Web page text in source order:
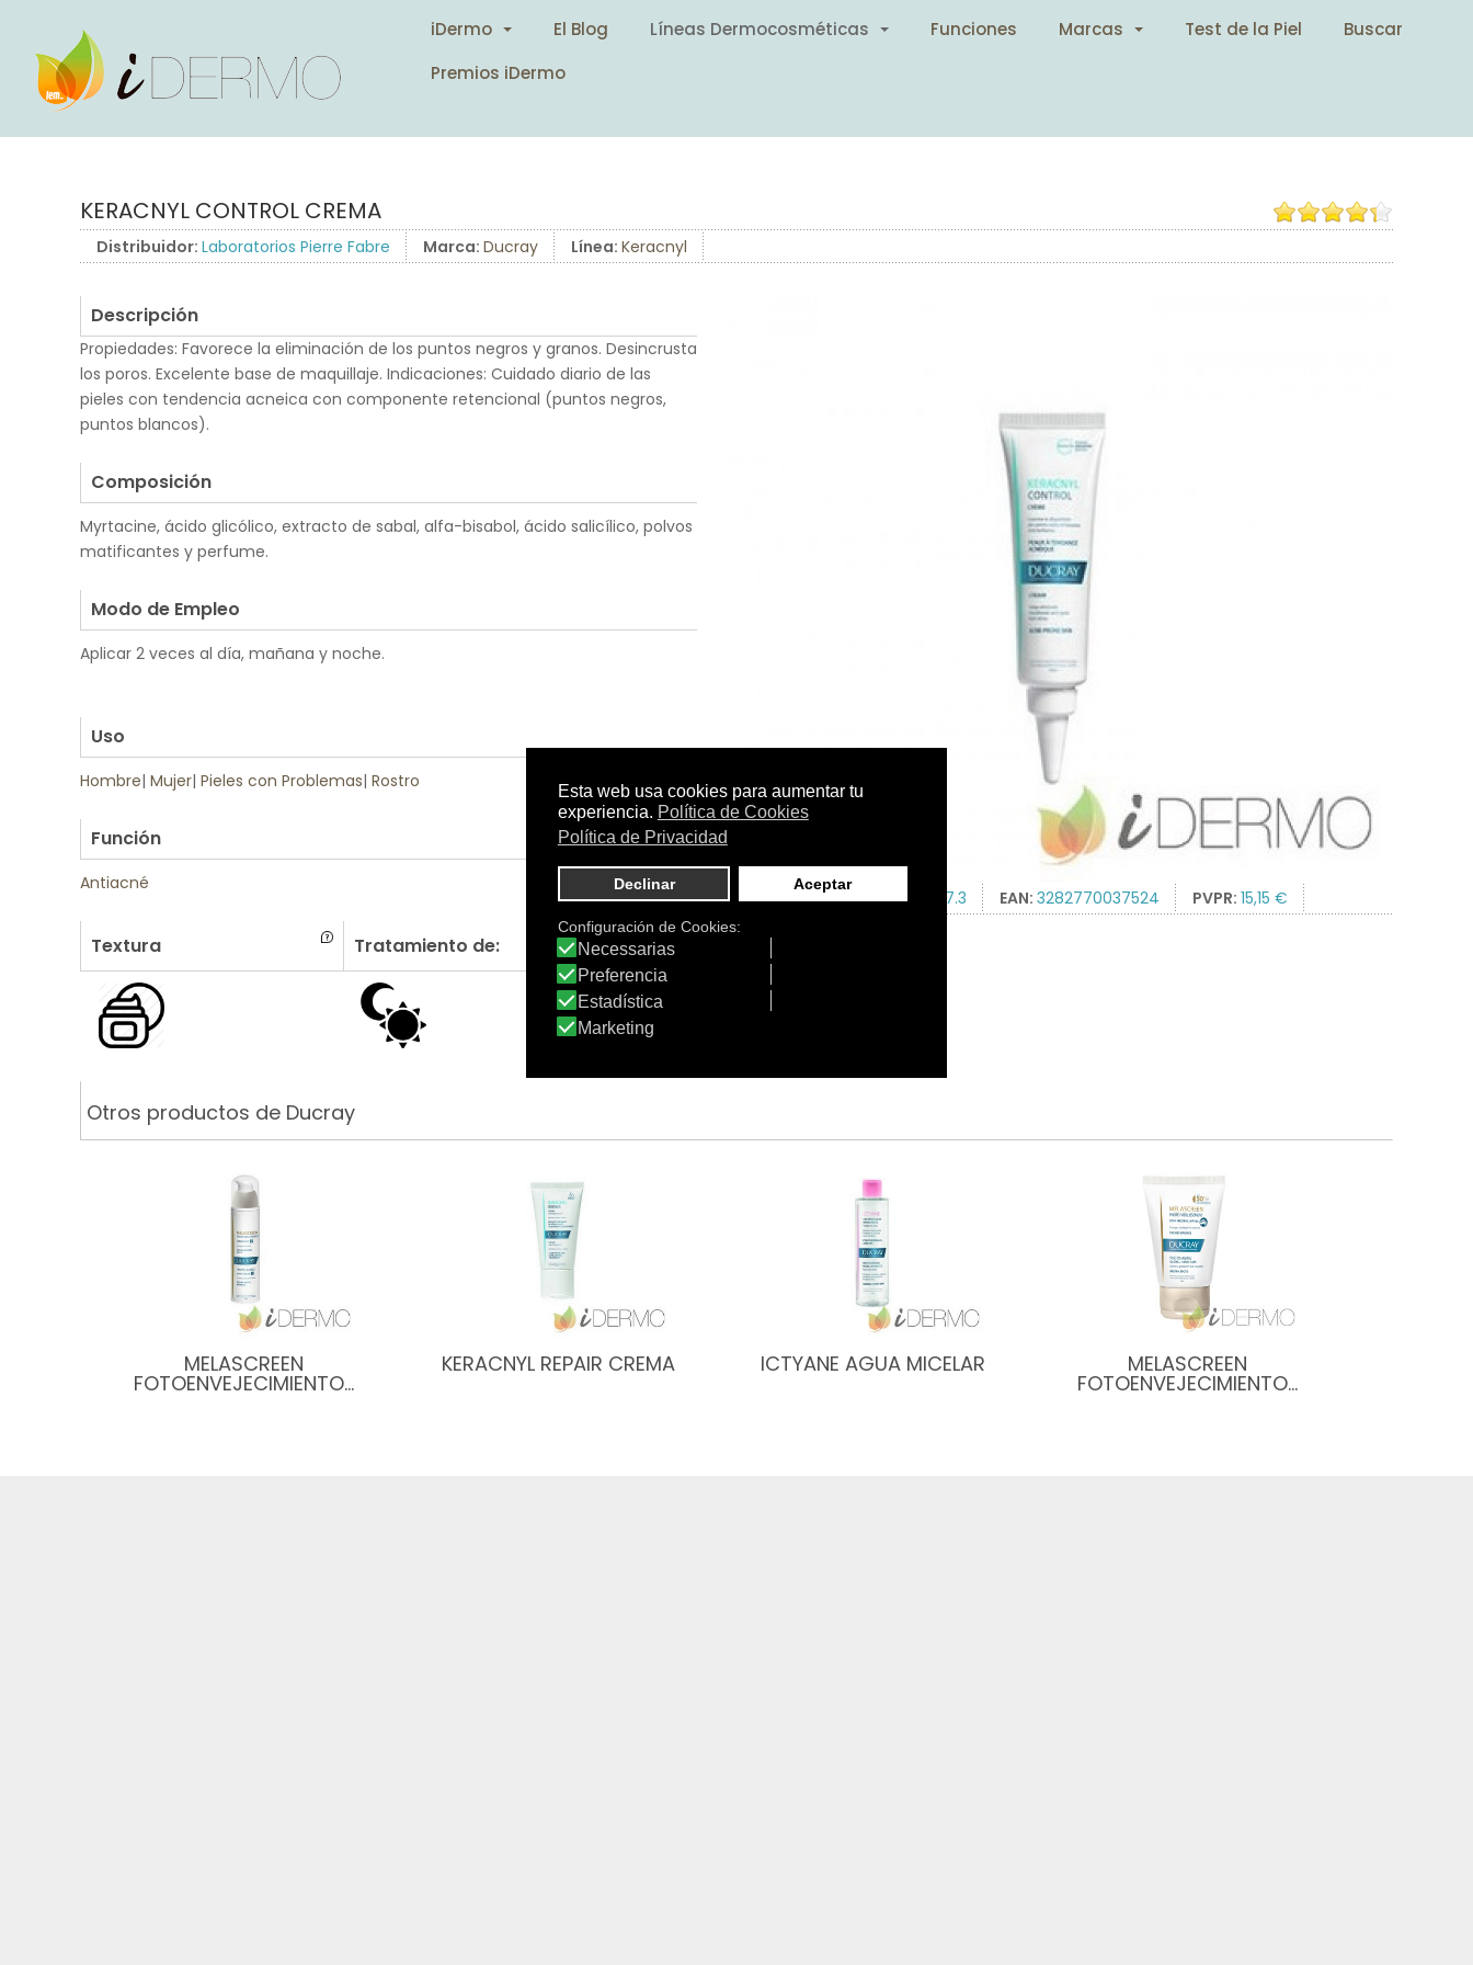
iDermo El Blog Líneas Dermocosméticas Funciones Marcas Test de la Piel
Buscar
Premios iDermo
KERACNYL CONTROL CREMA
Distribuidor: Laboratorios Pierre Fabre Marca: Ducray Línea: Keracnyl
Tamaño:30 ml. C.N.: 161307.3 EAN: 3282770037524 PVPR: 15,15 €
Descripción
Propiedades: Favorece la eliminación de los puntos negros y granos. Desincrusta
los poros. Excelente base de maquillaje. Indicaciones: Cuidado diario de las
pieles con tendencia acneica con componente retencional (puntos negros,
puntos blancos).
Composición
Myrtacine, ácido glicólico, extracto de sabal, alfa-bisabol, ácido salicílico, polvos
matificantes y perfume.
Modo de Empleo
Aplicar 2 veces al día, mañana y noche.
Uso
Hombre| Mujer| Pieles con Problemas| Rostro
Función
Antiacné
Textura Tratamiento de:
Otros productos de Ducray
MELASCREEN
FOTOENVEJECIMIENTO…
KERACNYL REPAIR CREMA ICTYANE AGUA MICELAR MELASCREEN
FOTOENVEJECIMIENTO…